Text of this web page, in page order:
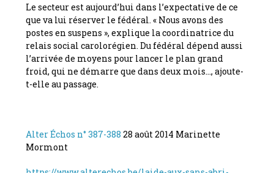
Le secteur est aujourd’hui dans l’expectative de ce
que va lui réserver le fédéral. « Nous avons des
postes en suspens », explique la coordinatrice du
relais social carolorégien. Du fédéral dépend aussi
l’arrivée de moyens pour lancer le plan grand
froid, qui ne démarre que dans deux mois…, ajoute-
t-elle au passage.
Alter Échos n° 387-388 28 août 2014 Marinette
Mormont